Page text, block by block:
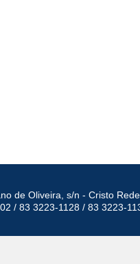
de Oliveira, s/n - Cristo
/ 83 3223-1128 / 83 3223-